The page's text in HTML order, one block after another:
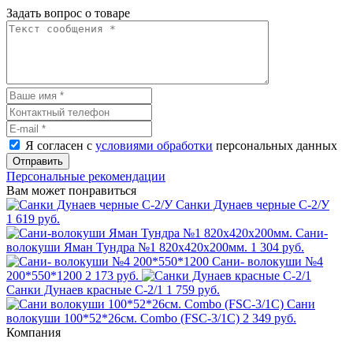
Задать вопрос о товаре
Я согласен с условиями обработки персональных данных
Отправить
Персональные рекомендации
Вам может понравиться
Санки Дунаев черные С-2/У
1 619 руб.
Сани-
волокуши Яман Тундра №1 820х420х200мм. 1 304 руб.
Сани- волокуши №4
200*550*1200 2 173 руб.
Санки Дунаев красные С-2/1 1 759 руб.
Сани
волокуши 100*52*26см. Combo (FSC-3/1C) 2 349 руб.
Компания